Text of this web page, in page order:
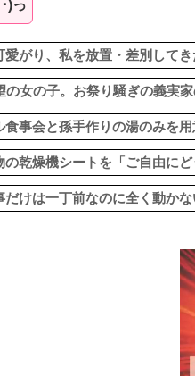
家に遊びに行ったら私が小さ
の製品修理は無償対応（災
か？」と質問し、列をストッ
)っ
愛がり、私を放置・差別して
の女の子。お祭り騒ぎの義実
事会と孫手作りの湯のみを
の乾燥機シートを「ご自由に
だけは一丁前なのに全く動